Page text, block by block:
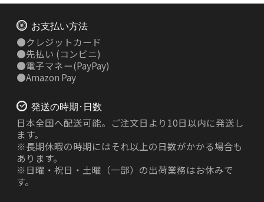
お支払い方法
●クレジットカード
●先払い (コンビニ)
●電子マネー(PayPay)
●Amazon Pay
発送の時期･日数
日本全国へ配送可能。ご注文日より10日以内に発送し
ます。
※長期休暇の時期にはそれ以上の日数がかかる場合も
あります。
※日曜・祝日・土曜（一部）の出荷業務はお休みで
す。